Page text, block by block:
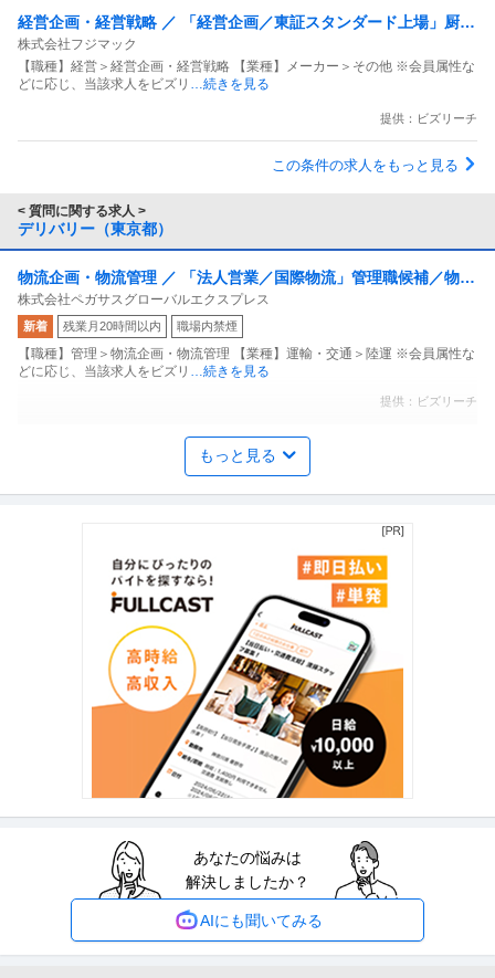
経営企画・経営戦略 ／ 「経営企画／東証スタンダード上場」厨房
機器の総合メーカーにて数値管理・分析を通じた営業戦略改善
株式会社フジマック
【職種】経営＞経営企画・経営戦略 【業種】メーカー＞その他 ※会員属性な
どに応じ、当該求人をビズリ …続きを見る
提供：ビズリーチ
この条件の求人をもっと見る
< 質問に関する求人 >
デリバリー（東京都）
物流企画・物流管理 ／ 「法人営業／国際物流」管理職候補／物流
課題を解決するソリューション営業／東証スタンダード上場・カ
ンダホールディングスグループ
株式会社ペガサスグローバルエクスプレス
新着 残業月20時間以内 職場内禁煙
【職種】管理＞物流企画・物流管理 【業種】運輸・交通＞陸運 ※会員属性な
どに応じ、当該求人をビズリ …続きを見る
提供：ビズリーチ
MR ／ バイリンガル・プログラムマネージャー コマーシャルクリ
エイティブ・デジタルアセット領域 リモート可／残業少
【職種】医療営業＞MR 【業種】メディカル＞その他 ※会員属性などに応
じ、当該求人をビズリーチ上で…続きを見る
提供：ビズリーチ
プロダクトマネージャー ／ 「プロダクトマネージャー」オファー
型就活サービス「dodaキャンパス」／週4リモート可／PdM
パーソルキャリア株式会社
フリーランス フレックスタイム制
【職種】Webサービス・制作＞プロダクトマネージャー 【業種】サービス＞
人材紹介・人材派遣 ※会員
…続きを見る
プロデューサー・ディレクター ／ 「映像制作プロデューサー」最
新技術を用いて／顧客と前例がない共創・チャレンジができま
株式会社ANDENT
リモートワーク 土日休み 職場内禁煙
年収800万円〜1,000万円
【職種】テレビ・放送・映像・音響＞プロデューサー・ディレクター 【業
種】エンターテインメント＞その…続きを見る
もっと見る
あなたの悩みは
解決しましたか？
AIにも聞いてみる